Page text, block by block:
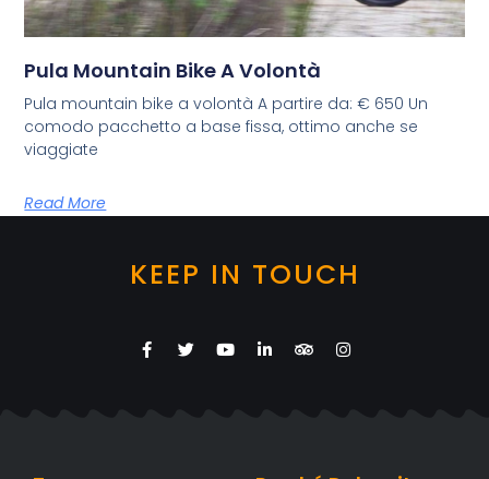
Pula Mountain Bike A Volontà
Pula mountain bike a volontà A partire da: € 650 Un
comodo pacchetto a base fissa, ottimo anche se
viaggiate
Read More
KEEP IN TOUCH